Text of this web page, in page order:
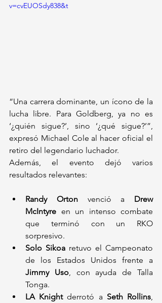
v=cvEUOSdy838&t
“Una carrera dominante, un ícono de la
lucha libre. Para Goldberg, ya no es
‘¿quién sigue?’, sino ‘¿qué sigue?’”,
expresó Michael Cole al hacer oficial el
retiro del legendario luchador.
Además, el evento dejó varios
resultados relevantes:
Randy Orton venció a Drew
McIntyre en un intenso combate
que terminó con un RKO
sorpresivo.
Solo Sikoa retuvo el Campeonato
Jimmy Uso, con ayuda de Talla
Tonga.
LA Knight derrotó a Seth Rollins